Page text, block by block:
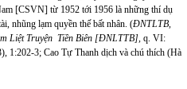
[CSVN] từ 1952 tới 1956 là những thí dụ
nhũng lạm quyền thế bất nhân. (ĐNTLTB,
Liệt Truyện Tiền Biên [ĐNLTTB], q. VI:
1:202-3; Cao Tự Thanh dịch và chú thích (Hà